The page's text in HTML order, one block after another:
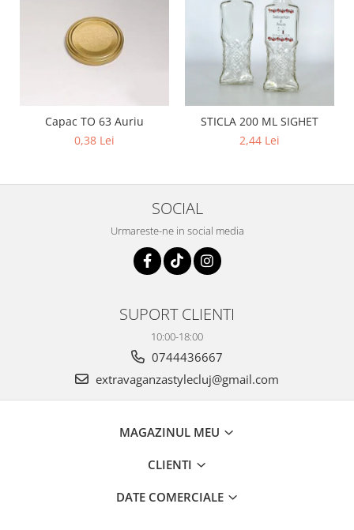
Capac TO 63 Auriu
0,38 Lei
STICLA 200 ML SIGHET
2,44 Lei
SOCIAL
Urmareste-ne in social media
SUPORT CLIENTI
10:00-18:00
0744436667
extravaganzastylecluj@gmail.com
MAGAZINUL MEU
CLIENTI
DATE COMERCIALE